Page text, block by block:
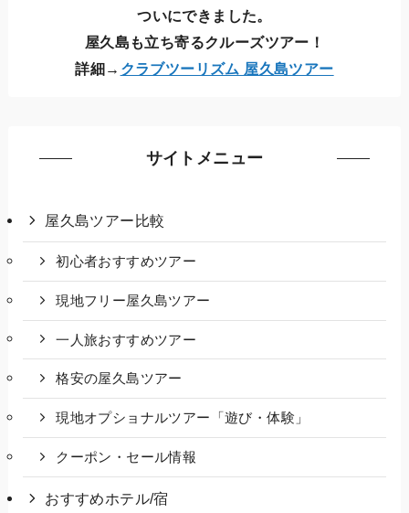
ついにできました。
屋久島も立ち寄るクルーズツアー！
詳細→ クラブツーリズム 屋久島ツアー
サイトメニュー
屋久島ツアー比較
初心者おすすめツアー
現地フリー屋久島ツアー
一人旅おすすめツアー
格安の屋久島ツアー
現地オプショナルツアー「遊び・体験」
クーポン・セール情報
おすすめホテル/宿